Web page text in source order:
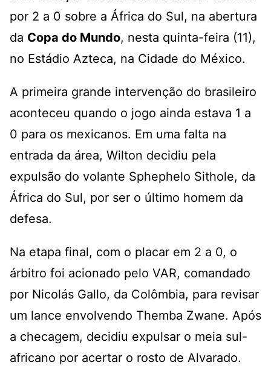
por 2 a 0 sobre a África do Sul, na abertura
da Copa do Mundo, nesta quinta-feira (11),
no Estádio Azteca, na Cidade do México.
A primeira grande intervenção do brasileiro
aconteceu quando o jogo ainda estava 1 a
0 para os mexicanos. Em uma falta na
entrada da área, Wilton decidiu pela
expulsão do volante Sphephelo Sithole, da
África do Sul, por ser o último homem da
defesa.
Na etapa final, com o placar em 2 a 0, o
árbitro foi acionado pelo VAR, comandado
por Nicolás Gallo, da Colômbia, para revisar
um lance envolvendo Themba Zwane. Após
a checagem, decidiu expulsar o meia sul-
africano por acertar o rosto de Alvarado.